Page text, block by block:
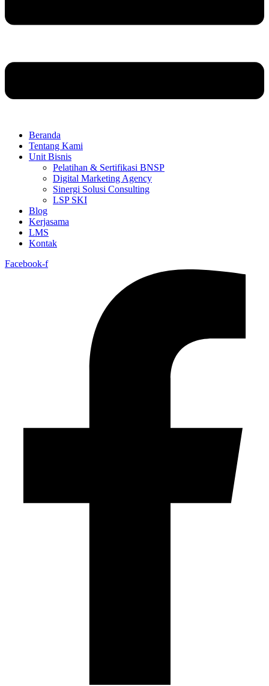
Beranda
Tentang Kami
Unit Bisnis
Pelatihan & Sertifikasi BNSP
Digital Marketing Agency
Sinergi Solusi Consulting
LSP SKI
Blog
Kerjasama
LMS
Kontak
Facebook-f